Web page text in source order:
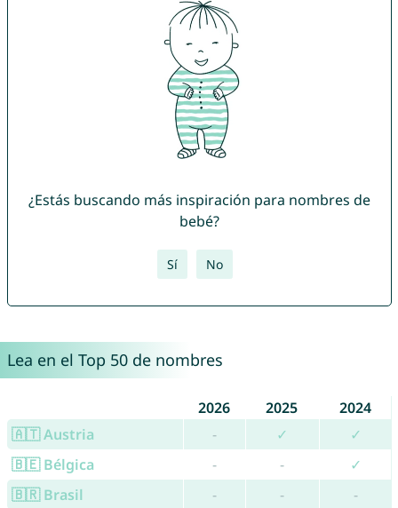
¿Estás buscando más inspiración para nombres de
bebé?
Sí No
Lea en el Top 50 de nombres
2026 2025
2024
🇦🇹 Austria
- ✓
✓
🇧🇪 Bélgica
- -
✓
🇧🇷 Brasil
- -
-